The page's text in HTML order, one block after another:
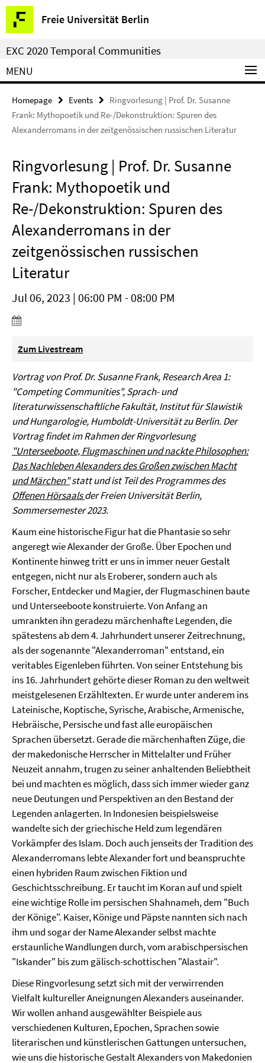
Springe
direkt
zu
Inhalt
Freie Universität Berlin
Service
Navigation
EXC 2020 Temporal Communities
MENU
Homepage Events
Ringvorlesung | Prof. Dr. Susanne
Frank: Mythopoetik und Re-/Dekonstruktion: Spuren des
Alexanderromans in der zeitgenössischen russischen Literatur
Ringvorlesung | Prof. Dr. Susanne
Frank: Mythopoetik und
Re-/Dekonstruktion: Spuren des
Alexanderromans in der
zeitgenössischen russischen
Literatur
Jul 06, 2023 | 06:00 PM - 08:00 PM
Zum Livestream
Vortrag von Prof. Dr. Susanne Frank,Research Area 1:
"Competing Communities",Sprach- und
literaturwissenschaftliche Fakultät, Institut für Slawistik
und Hungarologie, Humboldt-Universität zu Berlin. Der
Vortrag findet im Rahmen der Ringvorlesung
"Unterseeboote, Flugmaschinen und nackte Philosophen:
Das Nachleben Alexanders des Großen zwischen Macht
und Märchen"statt und ist Teil des Programmes des
Offenen Hörsaalsder Freien Universität Berlin,
Sommersemester 2023.
Kaum eine historische Figur hat die Phantasie so sehr
angeregt wie Alexander der Große. Über Epochen und
Kontinente hinweg tritt er uns in immer neuer Gestalt
entgegen, nicht nur als Eroberer, sondern auch als
Forscher, Entdecker und Magier, der Flugmaschinen baute
und Unterseeboote konstruierte. Von Anfang an
umrankten ihn geradezu märchenhafte Legenden, die
spätestens ab dem 4. Jahrhundert unserer Zeitrechnung,
als der sogenannte "Alexanderroman" entstand, ein
veritables Eigenleben führten. Von seiner Entstehung bis
ins 16. Jahrhundert gehörte dieser Roman zu den weltweit
meistgelesenen Erzähltexten. Er wurde unter anderem ins
Lateinische, Koptische, Syrische, Arabische, Armenische,
Hebräische, Persische und fast alle europäischen
Sprachen übersetzt. Gerade die märchenhaften Züge, die
der makedonische Herrscher in Mittelalter und Früher
Neuzeit annahm, trugen zu seiner anhaltenden Beliebtheit
bei und machten es möglich, dass sich immer wieder ganz
neue Deutungen und Perspektiven an den Bestand der
Legenden anlagerten. In Indonesien beispielsweise
wandelte sich der griechische Held zum legendären
Vorkämpfer des Islam. Doch auch jenseits der Tradition des
Alexanderromans lebte Alexander fort und beanspruchte
einen hybriden Raum zwischen Fiktion und
Geschichtsschreibung. Er taucht im Koran auf und spielt
eine wichtige Rolle im persischen Shahnameh, dem "Buch
der Könige". Kaiser, Könige und Päpste nannten sich nach
ihm und sogar der Name Alexander selbst machte
erstaunliche Wandlungen durch, vom arabischpersischen
"Iskander" bis zum gälisch-schottischen "Alastair".
Diese Ringvorlesung setzt sich mit der verwirrenden
Vielfalt kultureller Aneignungen Alexanders auseinander.
Wir wollen anhand ausgewählter Beispiele aus
verschiedenen Kulturen, Epochen, Sprachen sowie
literarischen und künstlerischen Gattungen untersuchen,
wie uns die historische Gestalt Alexanders von Makedonien